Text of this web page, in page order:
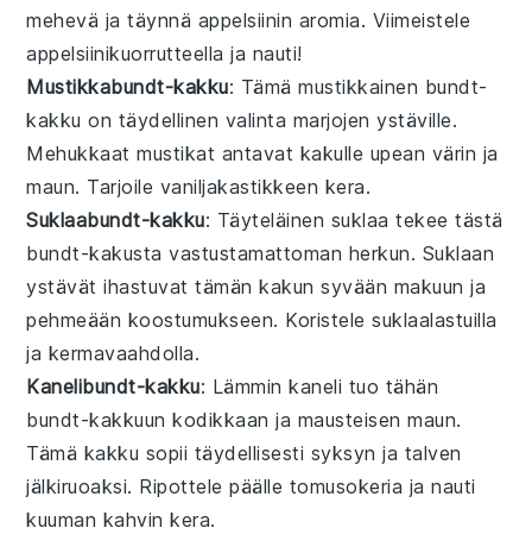
mehevä ja täynnä appelsiinin aromia. Viimeistele
appelsiinikuorrutteella ja nauti!
Mustikkabundt-kakku: Tämämustikkainen bundt-
kakku on täydellinen valinta marjojen ystäville.
Mehukkaatmustikat antavat kakulle upean värin ja
maun. Tarjoile vaniljakastikkeen kera.
Suklaabundt-kakku: Täyteläinen suklaa tekee tästä
bundt-kakusta vastustamattoman herkun. Suklaan
ystävät ihastuvat tämän kakun syvään makuun ja
pehmeään koostumukseen. Koristelesuklaalastuilla
ja kermavaahdolla.
Kanelibundt-kakku: Lämminkaneli tuo tähän
bundt-kakkuun kodikkaan ja mausteisen maun.
Tämä kakku sopii täydellisesti syksyn ja talven
jälkiruoaksi. Ripottele päälle tomusokeria ja nauti
kuuman kahvin kera.